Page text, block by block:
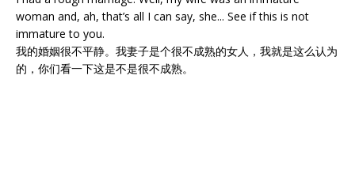
woman and, ah, that’s all I can say, she... See if this is not
immature to you.
我的婚姻很不平静。我妻子是个很不成熟的女人，我就是这么认为
的，你们看一下这是不是很不成熟。